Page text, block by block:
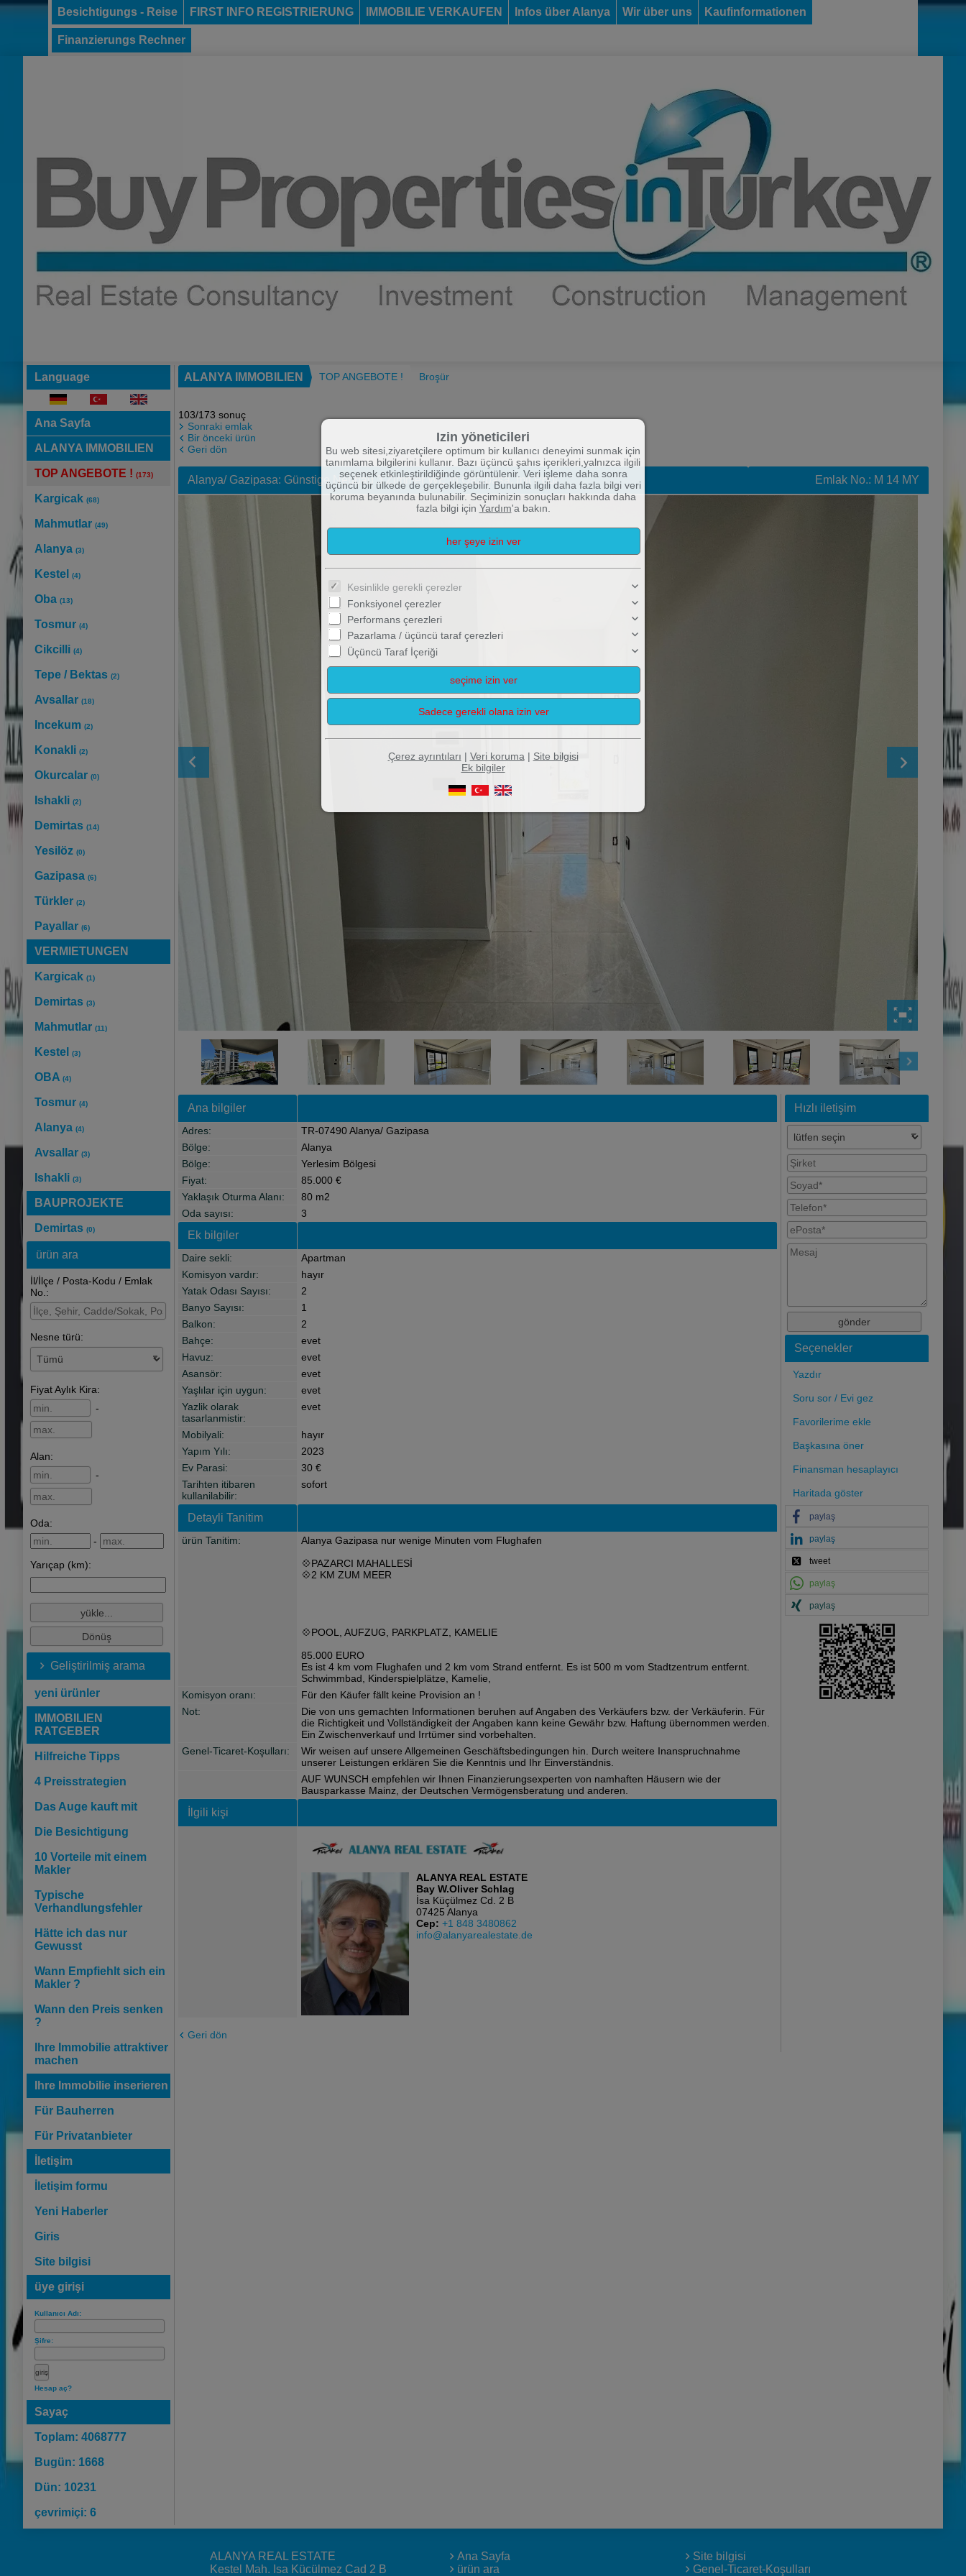
Besichtigungs - Reise FIRST INFO REGISTRIERUNG IMMOBILIE VERKAUFEN Infos über Alanya Wir über uns Kaufinformationen
Finanzierungs Rechner
Language
Ana Sayfa
ALANYA IMMOBILIEN
TOP ANGEBOTE ! (173)
Kargicak (68)
Mahmutlar (49)
Alanya (3)
Kestel (4)
Oba (13)
Tosmur (4)
Cikcilli (4)
Tepe / Bektas (2)
Avsallar (18)
Incekum (2)
Konakli (2)
Okurcalar (0)
Ishakli (2)
Demirtas (14)
Yesilöz (0)
Gazipasa (6)
Türkler (2)
Payallar (6)
VERMIETUNGEN
Kargicak (1)
Demirtas (3)
Mahmutlar (11)
Kestel (3)
OBA (4)
Tosmur (4)
Alanya (4)
Avsallar (3)
Ishakli (3)
BAUPROJEKTE
Demirtas (0)
ürün ara
İl/İlçe / Posta-Kodu / Emlak
No.:
Nesne türü:
FiyatAylık Kira:
-
Alan:
-
Oda:
-
Yarıçap (km):
Geliştirilmiş arama
yeni ürünler
IMMOBILIEN
RATGEBER
Hilfreiche Tipps
4 Preisstrategien
Das Auge kauft mit
Die Besichtigung
10 Vorteile mit einem
Makler
Typische
Verhandlungsfehler
Hätte ich das nur
Gewusst
Wann Empfiehlt sich ein
Makler ?
Wann den Preis senken
?
Ihre Immobilie attraktiver
machen
Ihre Immobilie inserieren
Für Bauherren
Für Privatanbieter
İletişim
İletişim formu
Yeni Haberler
Giris
Site bilgisi
üye girişi
Kullanıcı Adı:
Şifre:
Hesap aç?
Sayaç
Toplam: 4068777
Bugün: 1668
Dün: 10231
çevrimiçi: 6
ALANYA IMMOBILIEN TOP ANGEBOTE ! Broşür
103/173 sonuç
Sonraki emlak
Bir önceki ürün
Geri dön
Alanya/ Gazipasa: Günstige Neubau 3 Zimmer WE in Gazipasa, mit Pool Emlak No.: M 14 MY
Hızlı iletişim
Seçenekler
Yazdır
Soru sor / Evi gez
Favorilerime ekle
Başkasına öner
Finansman hesaplayıcı
Haritada göster
paylaş
paylaş
tweet
paylaş
paylaş
Ana bilgiler
Adres:
TR-07490 Alanya/ Gazipasa
Bölge:
Alanya
Bölge:
Yerlesim Bölgesi
Fiyat:
85.000 €
Yaklaşık Oturma Alanı:
80 m2
Oda sayısı:
3
Ek bilgiler
Daire sekli:
Apartman
Komisyon vardır:
hayır
Yatak Odası Sayısı:
2
Banyo Sayısı:
1
Balkon:
2
Bahçe:
evet
Havuz:
evet
Asansör:
evet
Yaşlılar için uygun:
evet
Yazlik olarak
tasarlanmistir:
evet
Mobilyali:
hayır
Yapım Yılı:
2023
Ev Parasi:
30 €
Tarihten itibaren
kullanilabilir:
sofort
Detayli Tanitim
ürün Tanitim:
Alanya Gazipasa nur wenige Minuten vom Flughafen
💠PAZARCI MAHALLESİ
💠2 KM ZUM MEER
💠POOL, AUFZUG, PARKPLATZ, KAMELIE
85.000 EURO
Es ist 4 km vom Flughafen und 2 km vom Strand entfernt. Es ist 500 m vom Stadtzentrum entfernt.
Schwimmbad, Kinderspielplätze, Kamelie,
Komisyon oranı:
Für den Käufer fällt keine Provision an !
Not:
Die von uns gemachten Informationen beruhen auf Angaben des Verkäufers bzw. der Verkäuferin. Für
die Richtigkeit und Vollständigkeit der Angaben kann keine Gewähr bzw. Haftung übernommen werden.
Ein Zwischenverkauf und Irrtümer sind vorbehalten.
Genel-Ticaret-Koşulları:
Wir weisen auf unsere Allgemeinen Geschäftsbedingungen hin. Durch weitere Inanspruchnahme
unserer Leistungen erklären Sie die Kenntnis und Ihr Einverständnis.
AUF WUNSCH empfehlen wir Ihnen Finanzierungsexperten von namhaften Häusern wie der
Bausparkasse Mainz, der Deutschen Vermögensberatung und anderen.
İlgili kişi
ALANYA REAL ESTATE
Bay W.Oliver Schlag
İsa Küçülmez Cd. 2 B
07425 Alanya
Cep: +1 848 3480862
info@alanyarealestate.de
Geri dön
ALANYA REAL ESTATE
Kestel Mah. Isa Kücülmez Cad 2 B
Ana Sayfa
ürün ara
Site bilgisi
Genel-Ticaret-Koşulları
Izin yöneticileri
Bu web sitesi,ziyaretçilere optimum bir kullanıcı deneyimi sunmak için
tanımlama bilgilerini kullanır. Bazı üçüncü şahıs içerikleri,yalnızca ilgili
seçenek etkinleştirildiğinde görüntülenir. Veri işleme daha sonra
üçüncü bir ülkede de gerçekleşebilir. Bununla ilgili daha fazla bilgi veri
koruma beyanında bulunabilir. Seçiminizin sonuçları hakkında daha
fazla bilgi için Yardım'a bakın.
Kesinlikle gerekli çerezler
Fonksiyonel çerezler
Performans çerezleri
Pazarlama / üçüncü taraf çerezleri
Üçüncü Taraf İçeriği
Çerez ayrıntıları | Veri koruma | Site bilgisi
Ek bilgiler
İzleme ve analiz çerezleri ve üçüncü taraf içeriği gibi
Yalnızca onay kutularında işaretlediğiniz üçüncü taraf
Çerez ayarınızı istediğiniz zaman buradan